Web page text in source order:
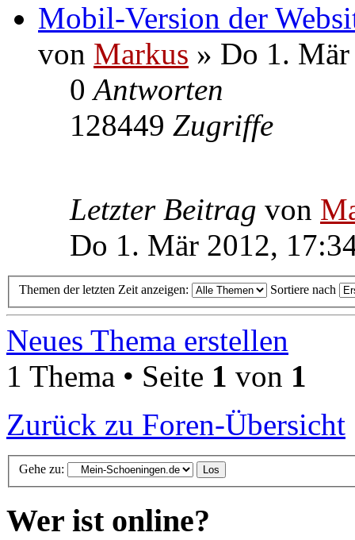
Mobil-Version der
von Markus » Do 1.
0Antworten
128449 Zugriffe
Letzter Beitrag von
Do 1. Mär 2012,
Themen der letzten Zeit anzeigen: Sortiere nach
Neues Thema erstellen
1 Thema • Seite 1 von 1
Zurück zu Foren-Übersicht
Gehe zu:
Wer ist online?